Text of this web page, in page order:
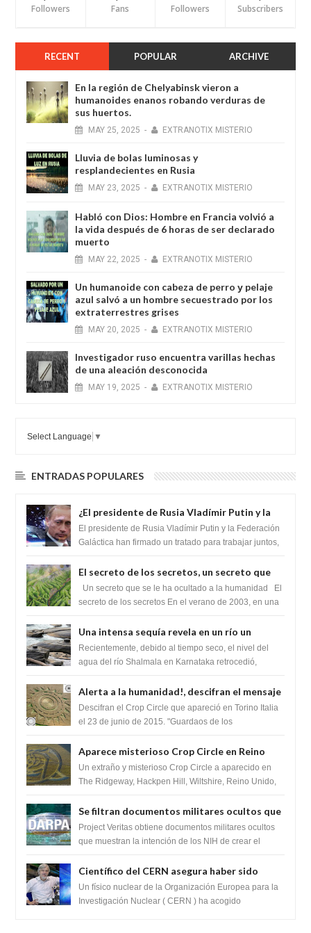
Followers Fans Followers Subscribers
RECENT POPULAR ARCHIVE
En la región de Chelyabinsk vieron a
humanoides enanos robando verduras de
sus huertos.
MAY 25, 2025 - EXTRANOTIX MISTERIO
Lluvia de bolas luminosas y
resplandecientes en Rusia
MAY 23, 2025 - EXTRANOTIX MISTERIO
Habló con Dios: Hombre en Francia volvió a
la vida después de 6 horas de ser declarado
muerto
MAY 22, 2025 - EXTRANOTIX MISTERIO
Un humanoide con cabeza de perro у pelaje
azul salvó a un hombre secuestrado por los
extraterrestres grises
MAY 20, 2025 - EXTRANOTIX MISTERIO
Investigador ruso encuentra varillas hechas
de una aleación desconocida
MAY 19, 2025 - EXTRANOTIX MISTERIO
Select Language ▼
ENTRADAS POPULARES
¿El presidente de Rusia Vladímir Putin y la
Federación Galactica han firmado un
tratado para acabar con los Sionistas?
El presidente de Rusia Vladímir Putin y la Federación
Galáctica han firmado un tratado para trabajar juntos,
El secreto de los secretos, un secreto que
cambiaría por completo el destino de la
humanidad
Un secreto que se le ha ocultado a la humanidad El
secreto de los secretos En el verano de 2003, en una
Una intensa sequía revela en un río un
impresionante hallazgo de miles de Shiva
Lingas
Recientemente, debido al tiempo seco, el nivel del
agua del río Shalmala en Karnataka retrocedió,
Alerta a la humanidad!, descifran el mensaje
del Crop Circle de Torino ,Italia
Descifran el Crop Circle que apareció en Torino Italia
el 23 de junio de 2015. "Guardaos de los
Aparece misterioso Crop Circle en Reino
Unido 23 de junio 2016
Un extraño y misterioso Crop Circle a aparecido en
The Ridgeway, Hackpen Hill, Wiltshire, Reino Unido,
Se filtran documentos militares ocultos que
muestran la intención de los NIH de crear el
SARS-CoV-2, utilizando la investigación de
Project Veritas obtiene documentos militares ocultos
que muestran la intención de los NIH de crear el
Científico del CERN asegura haber sido
ayudado por seres de luz durante una
prueba del Colisionador de Hadrones
Un físico nuclear de la Organización Europea para la
Investigación Nuclear ( CERN ) ha acogido